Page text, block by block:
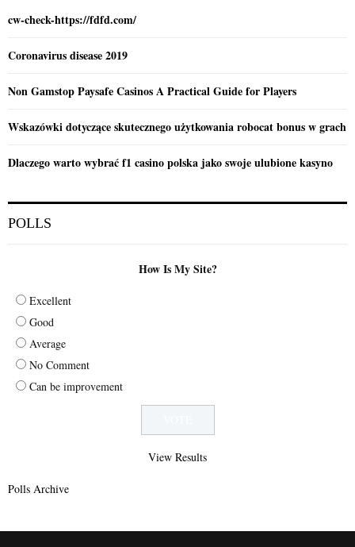
cw-check-https://fdfd.com/
Coronavirus disease 2019
Non Gamstop Paysafe Casinos A Practical Guide for Players
Wskazówki dotyczące skutecznego użytkowania robocat bonus w grach
Dlaczego warto wybrać f1 casino polska jako swoje ulubione kasyno
POLLS
How Is My Site?
Excellent
Good
Average
No Comment
Can be improvement
View Results
Polls Archive